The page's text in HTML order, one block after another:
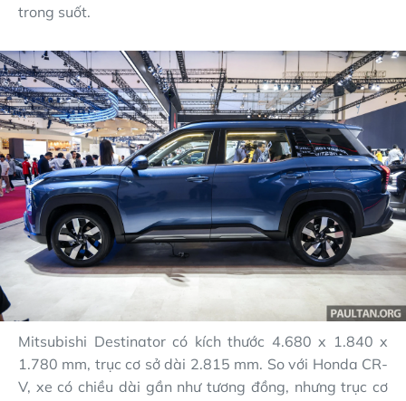
trong suốt.
Mitsubishi Destinator có kích thước 4.680 x 1.840 x
1.780 mm, trục cơ sở dài 2.815 mm. So với Honda CR-
V, xe có chiều dài gần như tương đồng, nhưng trục cơ